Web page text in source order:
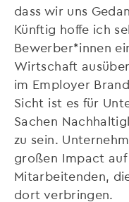
dass wir uns
Künftig hoffe ich
Bewerber*innen
Wirtschaft
im Employer
Sicht ist es für
Sachen
zu sein.
großen Impact
Mitarbeitenden,
dort verbringen.